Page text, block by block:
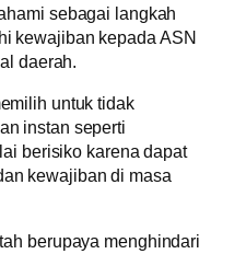
sebagai langkah
kewajiban kepada ASN
daerah.
untuk tidak
instan seperti
berisiko karena dapat
kewajiban di masa
berupaya menghindari